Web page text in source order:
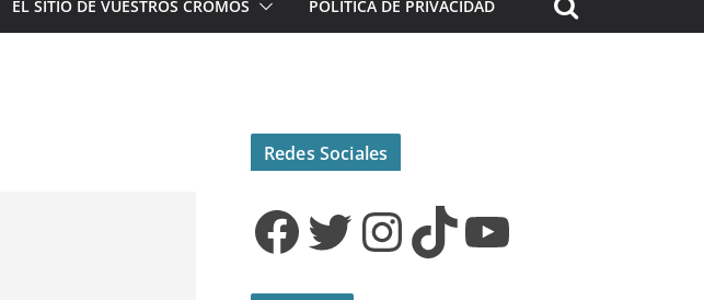
EL SITIO DE VUESTROS CROMOS POLÍTICA DE PRIVACIDAD
Redes Sociales
Facebook Twitter InstagramTikTok YouTube